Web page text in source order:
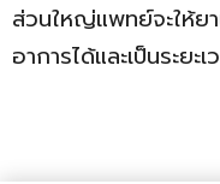
ส่วนใหญ่แพทย์จะให้ยา
อาการได้และเป็นระยะ